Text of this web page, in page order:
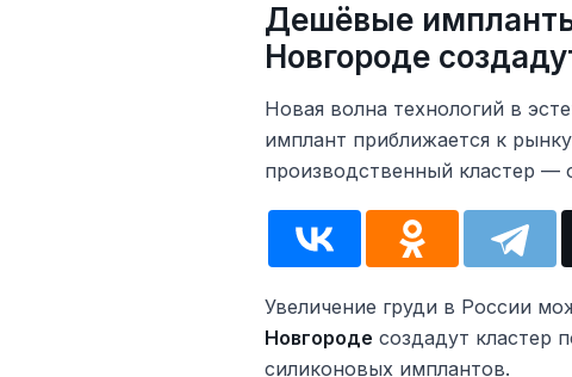
Дешёвые
Новгороде
Новая волна технологий в
имплант приближается к
производственный кластер —
Увеличение груди в России
Новгороде создадут кластер
силиконовых имплантов.